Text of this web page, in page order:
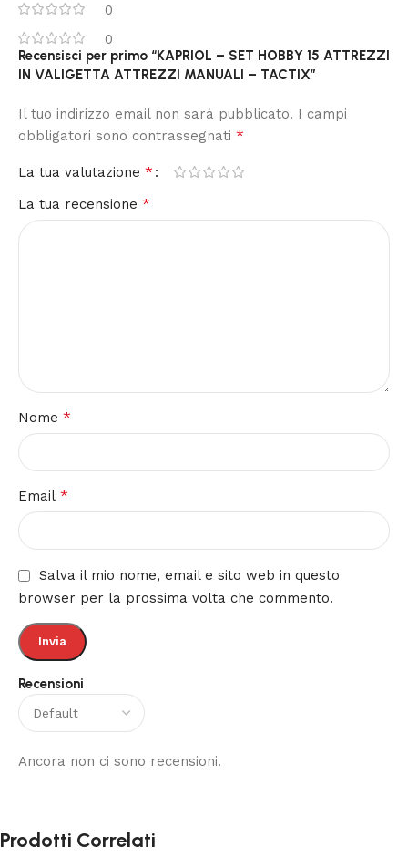
0
0
Recensioni
Ancora non ci sono recensioni.
Recensisci per primo “KAPRIOL – SET HOBBY 15 ATTREZZI
IN VALIGETTA ATTREZZI MANUALI – TACTIX”
Il tuo indirizzo email non sarà pubblicato. I campi
obbligatori sono contrassegnati *
La tua valutazione *
La tua recensione *
Nome *
Email *
Salva il mio nome, email e sito web in questo
browser per la prossima volta che commento.
Prodotti Correlati